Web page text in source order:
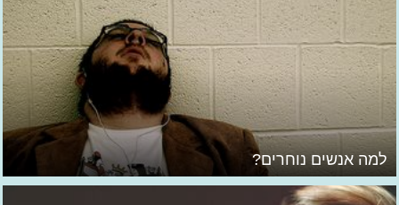
למה אנשים נוחרים?